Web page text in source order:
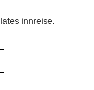
innreise.